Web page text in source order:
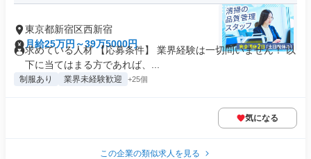
東京都新宿区西新宿
月給25万円～39万5000円
求めている人材 【応募条件】 業界経験は一切問いません！ 以
下に当てはまる方であれば、...
制服あり 業界未経験歓迎 +25個
気になる
この企業の類似求人を見る